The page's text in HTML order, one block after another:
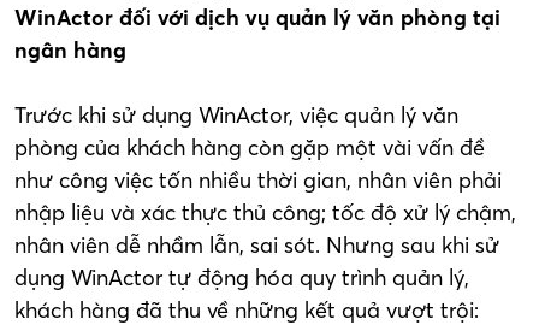
WinActor đối với dịch vụ quản lý văn phòng tại
ngân hàng
Trước khi sử dụng WinActor, việc quản lý văn
phòng của khách hàng còn gặp một vài vấn đề
như công việc tốn nhiều thời gian, nhân viên phải
nhập liệu và xác thực thủ công; tốc độ xử lý chậm,
nhân viên dễ nhầm lẫn, sai sót. Nhưng sau khi sử
dụng WinActor tự động hóa quy trình quản lý,
khách hàng đã thu về những kết quả vượt trội: